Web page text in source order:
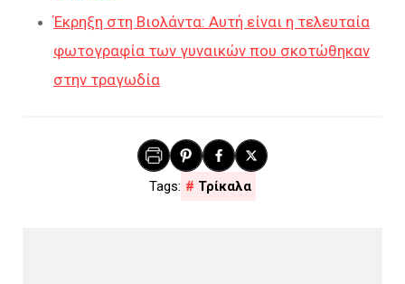
Έκρηξη στη Βιολάντα: Αυτή είναι η τελευταία
φωτογραφία των γυναικών που σκοτώθηκαν
στην τραγωδία
Τρίκαλα